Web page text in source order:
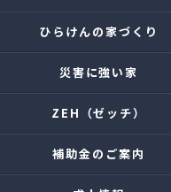
ひらけんの家づくり
災害に強い家
ZEH（ゼッチ）
補助金のご案内